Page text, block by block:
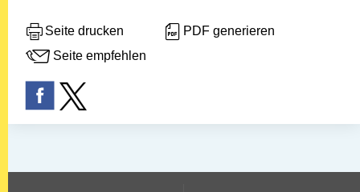
Seite drucken
PDF generieren
Seite empfehlen